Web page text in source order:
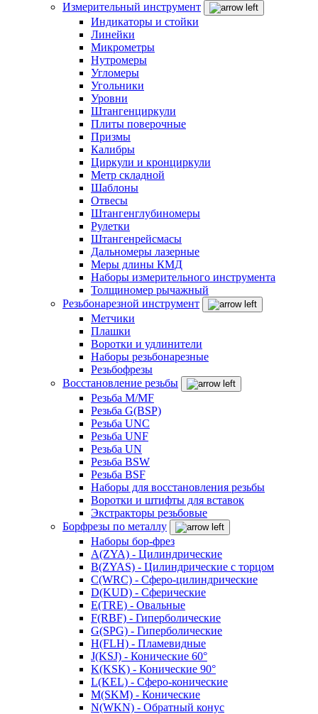
Измерительный инструмент
Индикаторы и стойки
Линейки
Микрометры
Нутромеры
Угломеры
Угольники
Уровни
Штангенциркули
Плиты поверочные
Призмы
Калибры
Циркули и кронциркули
Метр складной
Шаблоны
Отвесы
Штангенглубиномеры
Рулетки
Штангенрейсмасы
Дальномеры лазерные
Меры длины КМД
Наборы измерительного инструмента
Толщиномер рычажный
Резьбонарезной инструмент
Метчики
Плашки
Воротки и удлинители
Наборы резьбонарезные
Резьбофрезы
Восстановление резьбы
Резьба M/MF
Резьба G(BSP)
Резьба UNC
Резьба UNF
Резьба UN
Резьба BSW
Резьба BSF
Наборы для восстановления резьбы
Воротки и штифты для вставок
Экстракторы резьбовые
Борфрезы по металлу
Наборы бор-фрез
A(ZYA) - Цилиндрические
B(ZYAS) - Цилиндрические с торцом
C(WRC) - Сферо-цилиндрические
D(KUD) - Сферические
E(TRE) - Овальные
F(RBF) - Гиперболические
G(SPG) - Гиперболические
H(FLH) - Пламевидные
J(KSJ) - Конические 60°
K(KSK) - Конические 90°
L(KEL) - Сферо-конические
M(SKM) - Конические
N(WKN) - Обратный конус